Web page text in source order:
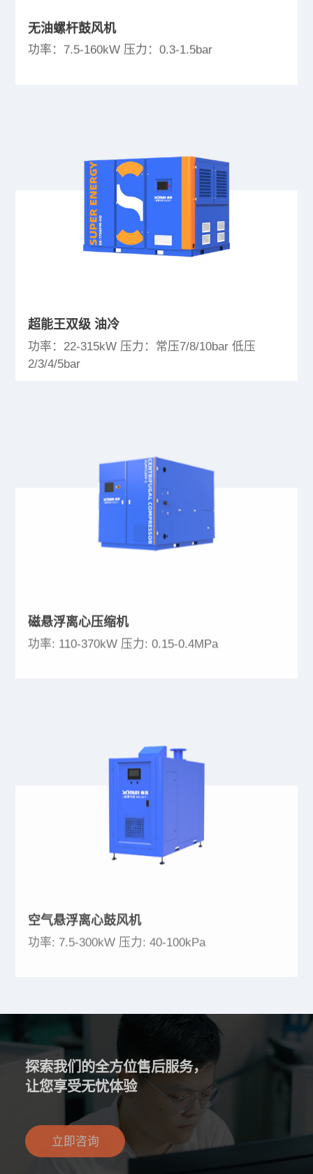
无油螺杆鼓风机
功率：7.5-160kW 压力：0.3-1.5bar
超能王双级 油冷
功率：22-315kW 压力：常压7/8/10bar 低压
2/3/4/5bar
磁悬浮离心压缩机
功率: 110-370kW 压力: 0.15-0.4MPa
空气悬浮离心鼓风机
功率: 7.5-300kW 压力: 40-100kPa
探索我们的全方位售后服务，
让您享受无忧体验
立即咨询